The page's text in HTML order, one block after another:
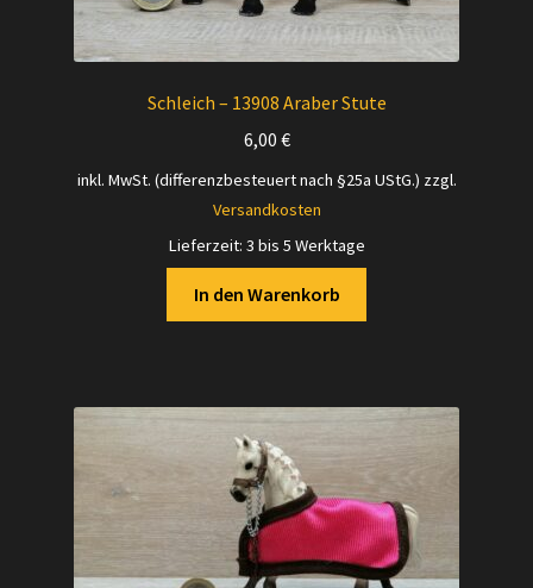
Schleich – 13908 Araber Stute
6,00 €
inkl. MwSt. (differenzbesteuert nach §25a UStG.) zzgl.
Versandkosten
Lieferzeit: 3 bis 5 Werktage
In den Warenkorb